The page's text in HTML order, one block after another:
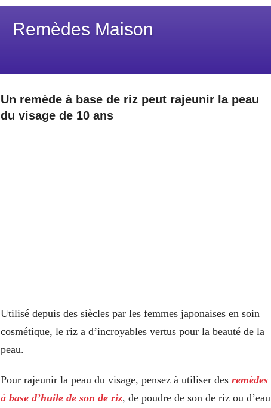
Remèdes Maison
Un remède à base de riz peut rajeunir la peau
du visage de 10 ans
Utilisé depuis des siècles par les femmes japonaises en soin
cosmétique, le riz a d’incroyables vertus pour la beauté de la
peau.
Pour rajeunir la peau du visage, pensez à utiliser des remèdes
à base d’huile de son de riz, de poudre de son de riz ou d’eau